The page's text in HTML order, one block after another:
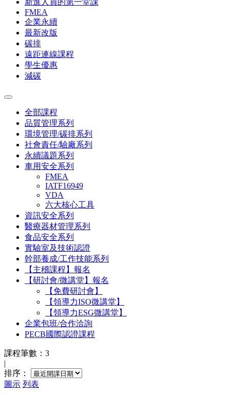
新進人員的第一堂課
FMEA
企業永續
最新改版
碳排
遠距連線課程
學生優惠
減碳
全部課程
品質管理系列
環境管理/碳排系列
社會責任/驗廠系列
永續議題系列
車用安全系列
FMEA
IATF16949
VDA
六大核心工具
資訊安全系列
醫療器材管理系列
食品安全系列
實驗室及技術認證
幹部養成/工作技能系列
【主稽課程】報名
【研討會/微講堂】報名
【免費研討會】
【領導力ISO微講堂】
【領導力ESG微講堂】
企業包班/合作洽詢
PECB國際認證課程
課程筆數：3
|
排序：
圖示 列表